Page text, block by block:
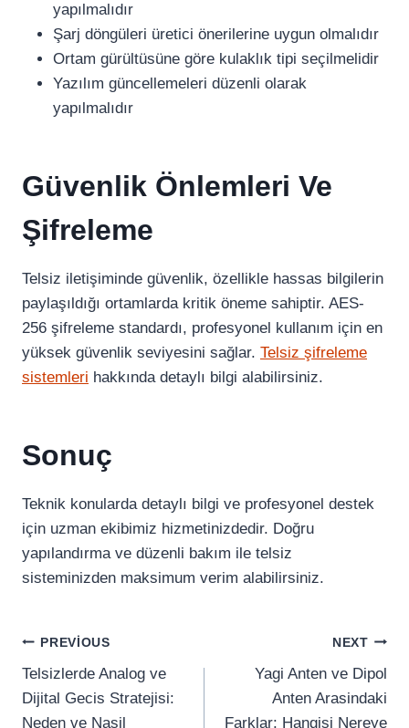
yapılmalıdır
Şarj döngüleri üretici önerilerine uygun olmalıdır
Ortam gürültüsüne göre kulaklık tipi seçilmelidir
Yazılım güncellemeleri düzenli olarak
yapılmalıdır
Güvenlik Önlemleri Ve
Şifreleme
Telsiz iletişiminde güvenlik, özellikle hassas bilgilerin
paylaşıldığı ortamlarda kritik öneme sahiptir. AES-
256 şifreleme standardı, profesyonel kullanım için en
yüksek güvenlik seviyesini sağlar. Telsiz şifreleme
sistemleri hakkında detaylı bilgi alabilirsiniz.
Sonuç
Teknik konularda detaylı bilgi ve profesyonel destek
için uzman ekibimiz hizmetinizdedir. Doğru
yapılandırma ve düzenli bakım ile telsiz
sisteminizden maksimum verim alabilirsiniz.
Yazı
Gezinmesi
PREVIOUS
Telsizlerde Analog ve
Dijital Gecis Stratejisi:
Neden ve Nasil
NEXT
Yagi Anten ve Dipol
Anten Arasindaki
Farklar: Hangisi Nereye